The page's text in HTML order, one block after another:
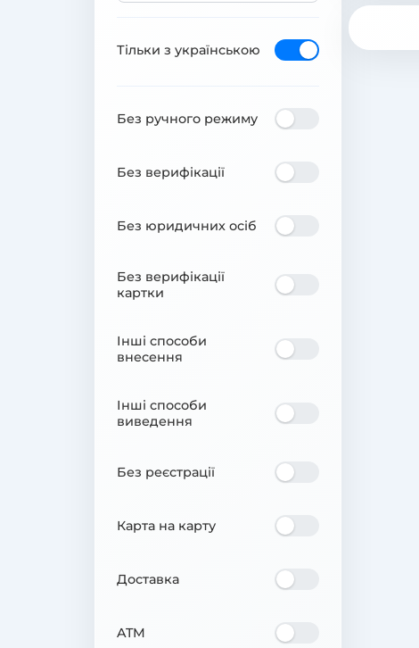
Тільки з українською
Без ручного режиму
Без верифікації
Без юридичних осіб
Без верифікації
картки
Інші способи
внесення
Інші способи
виведення
Без реєстрації
Карта на карту
Доставка
ATM